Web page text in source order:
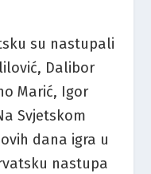
su nastupali
Dalibor
Marić, Igor
Svjetskom
dana igra u
nastupa